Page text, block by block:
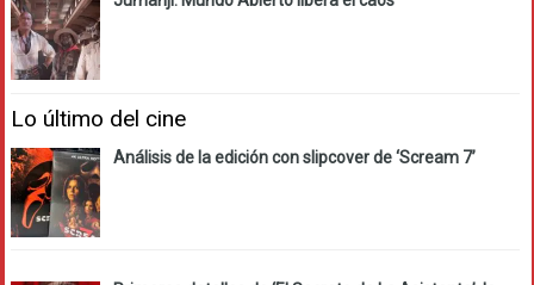
Lo último del cine
Análisis de la edición con slipcover de ‘Scream 7’